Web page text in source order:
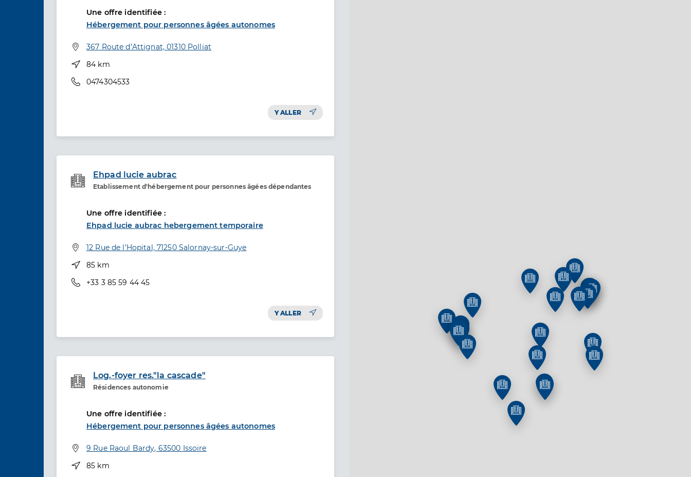
Une offre identifiée :
Hébergement pour personnes âgées autonomes
Adresse
367 Route d’Attignat, 01310 Polliat
Distance
84 km
Téléphone
0474304533
Y ALLER
Ehpad lucie aubrac
Etablissement d'hébergement pour personnes âgées dépendantes
Etablissement de soins
Une offre identifiée :
Ehpad lucie aubrac hebergement temporaire
Adresse
12 Rue de l’Hopital, 71250 Salornay-sur-Guye
Distance
85 km
Téléphone
+33 3 85 59 44 45
Y ALLER
Log.-foyer res."la cascade"
Résidences autonomie
Etablissement de soins
Une offre identifiée :
Hébergement pour personnes âgées autonomes
Adresse
9 Rue Raoul Bardy, 63500 Issoire
Distance
85 km